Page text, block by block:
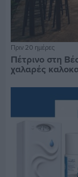
Πριν 20 ημέρες
Πέτρινο στη
χαλαρές